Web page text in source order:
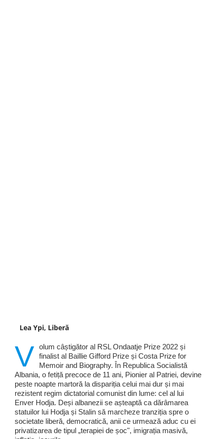
Lea Ypi, Liberă
V olum câștigător al RSL Ondaatje Prize 2022 și
finalist al Baillie Gifford Prize și Costa Prize for
Memoir and Biography. În Republica Socialistă
Albania, o fetiță precoce de 11 ani, Pionier al Patriei, devine
peste noapte martoră la dispariția celui mai dur și mai
rezistent regim dictatorial comunist din lume: cel al lui
Enver Hodja. Deși albanezii se așteaptă ca dărâmarea
statuilor lui Hodja și Stalin să marcheze tranziția spre o
societate liberă, democratică, anii ce urmează aduc cu ei
privatizarea de tipul „terapiei de șoc", imigrația masivă,